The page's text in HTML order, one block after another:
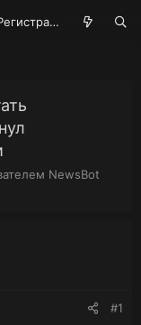
А
NewsBot
#1